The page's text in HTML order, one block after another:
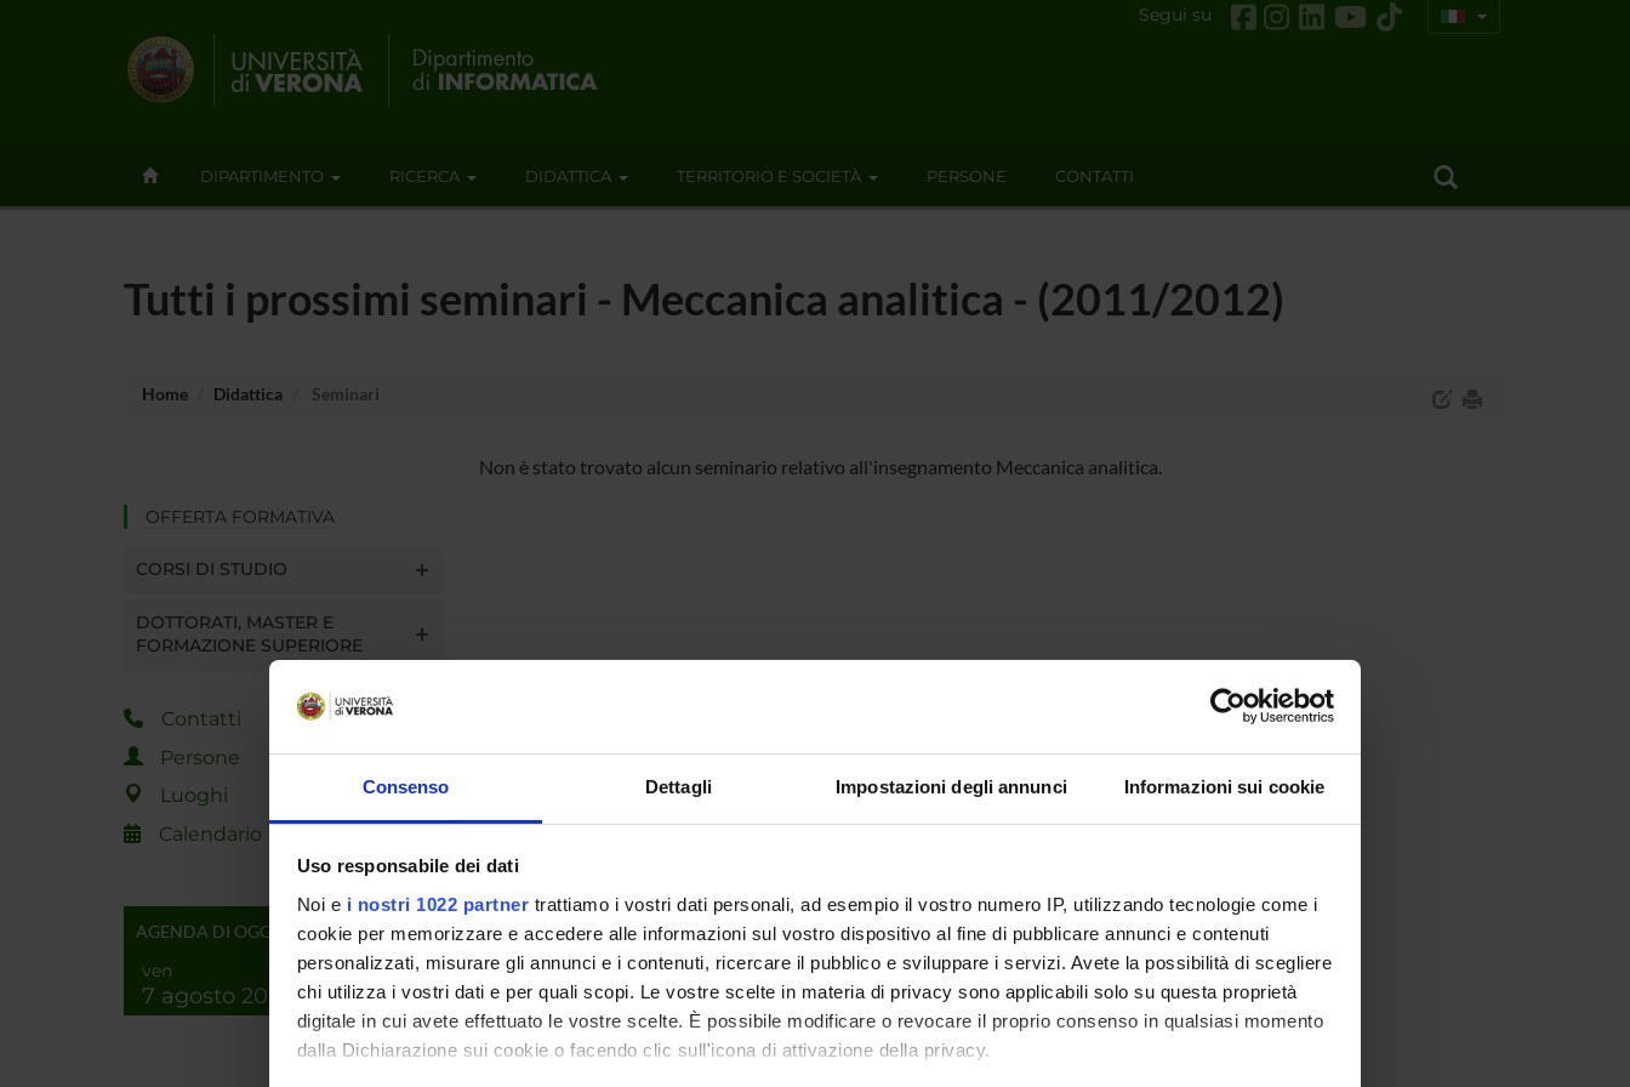
Consenso Dettagli Impostazioni degli annunci Informazioni sui cookie
Uso responsabile dei dati
Noi e i nostri 1022 partner trattiamo i vostri dati personali, ad esempio il vostro numero IP, utilizzando tecnologie come i
cookie per memorizzare e accedere alle informazioni sul vostro dispositivo al fine di pubblicare annunci e contenuti
personalizzati, misurare gli annunci e i contenuti, ricercare il pubblico e sviluppare i servizi. Avete la possibilità di scegliere
chi utilizza i vostri dati e per quali scopi. Le vostre scelte in materia di privacy sono applicabili solo su questa proprietà
digitale in cui avete effettuato le vostre scelte. È possibile modificare o revocare il proprio consenso in qualsiasi momento
dalla Dichiarazione sui cookie o facendo clic sull'icona di attivazione della privacy.
Segui su
DIPARTIMENTO RICERCA DIDATTICA TERRITORIO E SOCIETÀ PERSONE CONTATTI
Tutti i prossimi seminari - Meccanica analitica - (2011/2012)
Home Didattica Seminari
OFFERTA FORMATIVA
CORSI DI STUDIO
DOTTORATI, MASTER E
FORMAZIONE SUPERIORE
Contatti
Persone
Luoghi
Calendario
AGENDA DI OGGI
ven
7 agosto 2026
Non è stato trovato alcun seminario relativo all'insegnamento Meccanica analitica.